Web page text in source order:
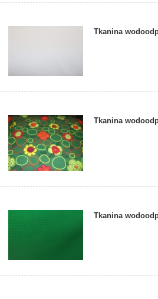
Tkanina
Tkanina
Tkanina